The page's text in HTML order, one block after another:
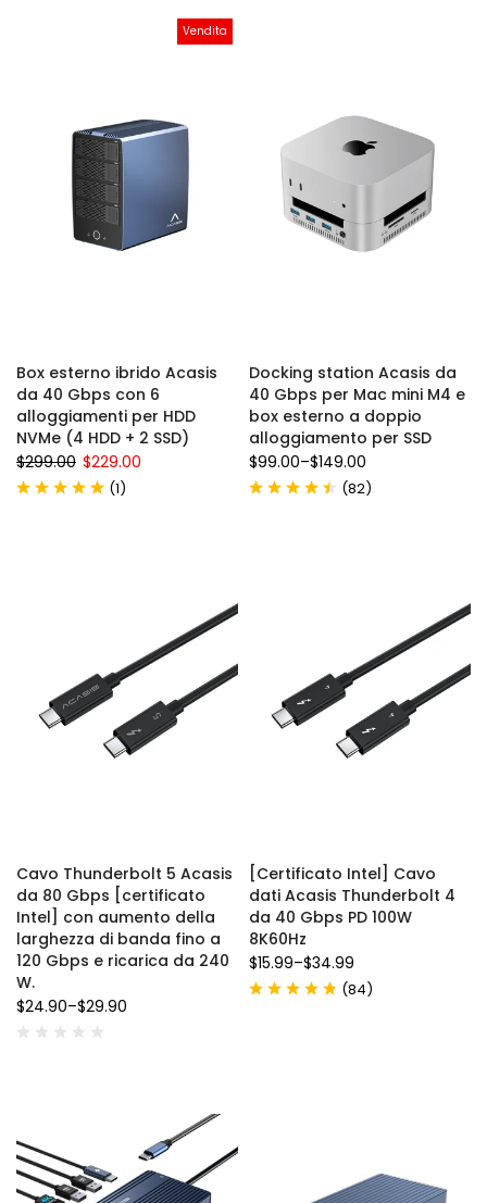
Vendita
Box esterno ibrido Acasis
da 40 Gbps con 6
alloggiamenti per HDD
NVMe (4 HDD + 2 SSD)
$299.00 $229.00
(1)
Docking station Acasis da
40 Gbps per Mac mini M4 e
box esterno a doppio
alloggiamento per SSD
$99.00–$149.00
(82)
Cavo Thunderbolt 5 Acasis
da 80 Gbps [certificato
Intel] con aumento della
larghezza di banda fino a
120 Gbps e ricarica da 240
W.
$24.90–$29.90
[Certificato Intel] Cavo
dati Acasis Thunderbolt 4
da 40 Gbps PD 100W
8K60Hz
$15.99–$34.99
(84)